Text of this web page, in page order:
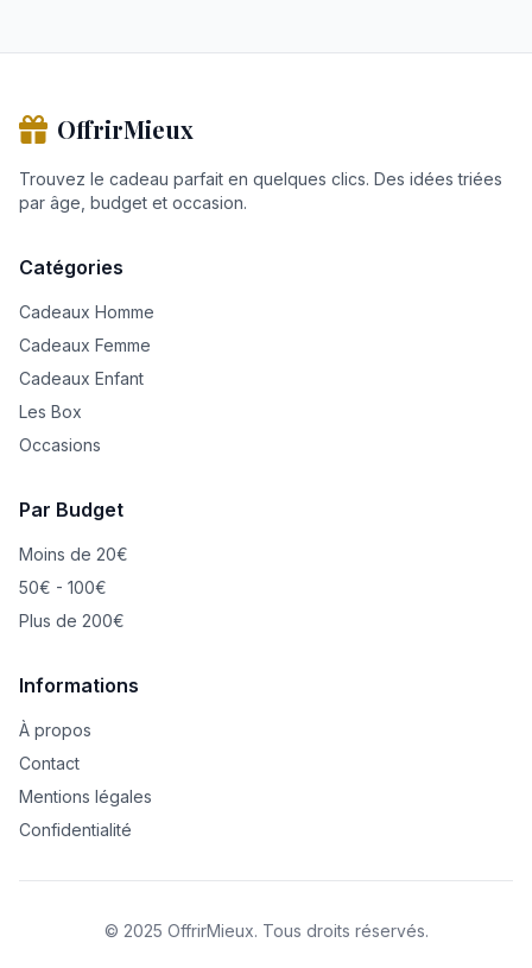
OffrirMieux
Trouvez le cadeau parfait en quelques clics. Des idées triées
par âge, budget et occasion.
Catégories
Cadeaux Homme
Cadeaux Femme
Cadeaux Enfant
Les Box
Occasions
Par Budget
Moins de 20€
50€ - 100€
Plus de 200€
Informations
À propos
Contact
Mentions légales
Confidentialité
© 2025 OffrirMieux. Tous droits réservés.